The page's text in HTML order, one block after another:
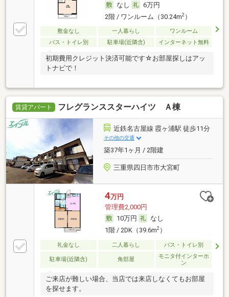
なし
6万円
2階 / ワンルーム（30.24m2）
敷金なし 一人暮らし
ワンルーム
バス・トイレ別
駐車場(近隣含) インターネット無料
初期費用クレジット決済可能です☆お部屋探しはアッ
トナビで！
賃貸アパート フレグランススターハイツ Ａ棟
近鉄名古屋線 霞ヶ浦駅 徒歩11分
その他の交通
築37年1ヶ月 / 2階建
三重県四日市市大宮町
4万円
管理費2,000円
10万円
なし
1階 / 2DK（39.6m2）
礼金なし 二人暮らし バス・トイレ別
駐車場(近隣含) 角部屋
モニタ付インターホ
ン
ご来店が難しい場合、当店では来店しなくてもお部屋
を探せます。